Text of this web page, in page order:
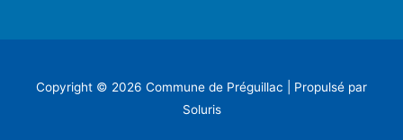
Copyright © 2026 Commune de Préguillac | Propulsé par
Soluris